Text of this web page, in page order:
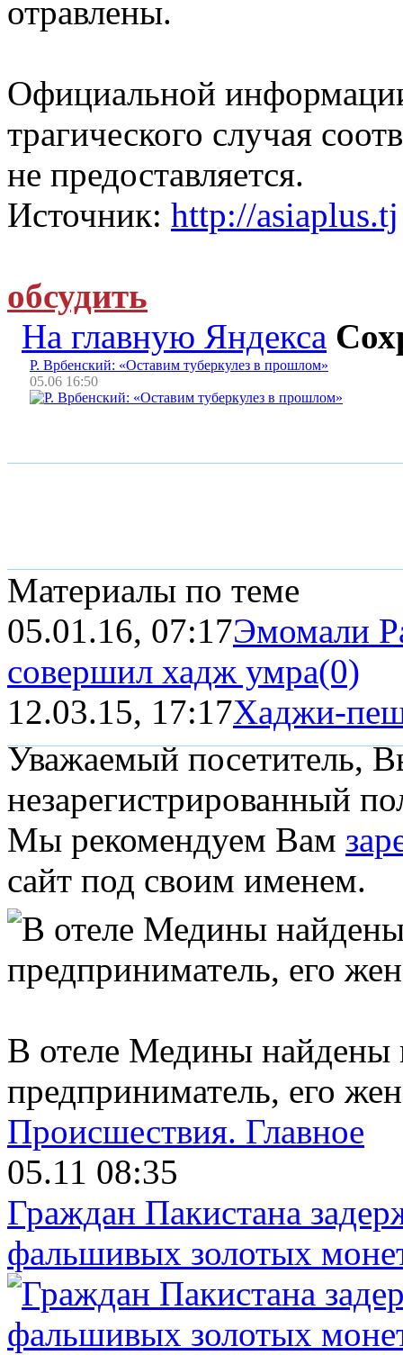
отравлены.
Официальной
трагического случая
не предоставляется.
Источник: http://asiaplus.tj
обсудить
На главную Яндекса
Р. Врбенский: «Оставим туберкулез в прошлом»
05.06 16:50
Материалы по теме
05.01.16, 07:17Эмомали
совершил хадж умра(0)
12.03.15, 17:17Хаджи-
Уважаемый посетитель,
незарегистрированный
Мы рекомендуем Вам
сайт под своим именем.
В отеле Медины найдены
предприниматель, его
Происшествия. Главное
05.11 08:35
Граждан Пакистана
фальшивых золотых